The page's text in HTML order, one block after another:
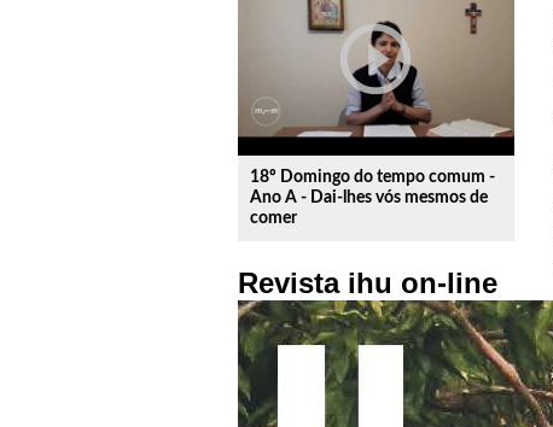
play_circle_outline
18º Domingo do tempo comum -
Ano A - Dai-lhes vós mesmos de
comer
Revista ihu on-line